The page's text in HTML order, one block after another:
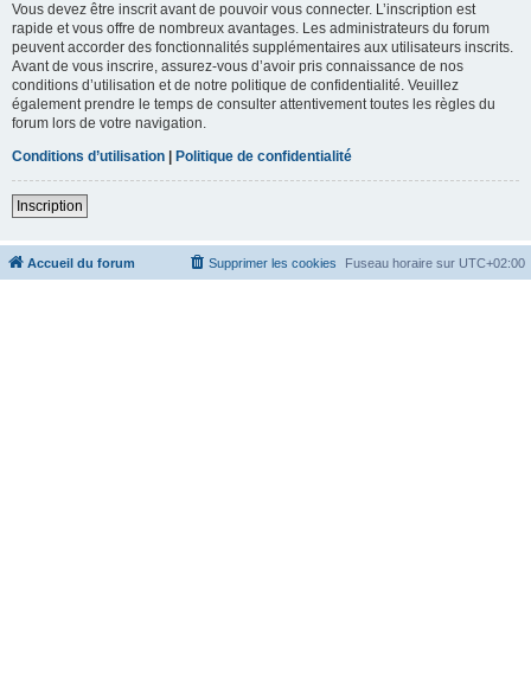
Vous devez être inscrit avant de pouvoir vous connecter. L’inscription est
rapide et vous offre de nombreux avantages. Les administrateurs du forum
peuvent accorder des fonctionnalités supplémentaires aux utilisateurs inscrits.
Avant de vous inscrire, assurez-vous d’avoir pris connaissance de nos
conditions d’utilisation et de notre politique de confidentialité. Veuillez
également prendre le temps de consulter attentivement toutes les règles du
forum lors de votre navigation.
Conditions d’utilisation
Politique de confidentialité
Inscription
Accueil du forum Fuseau horaire sur UTC+02:00
Supprimer les cookies